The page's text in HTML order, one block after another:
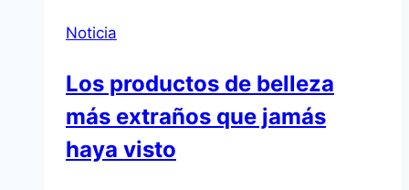
Noticia
Los productos de belleza
más extraños que jamás
haya visto